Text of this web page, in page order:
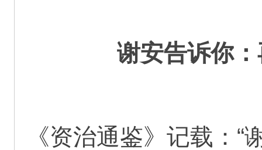
谢安告诉你
《资治通鉴》记载：